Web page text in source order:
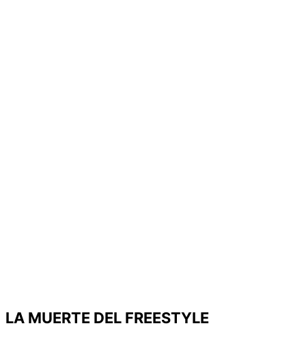
LA MUERTE DEL FREESTYLE